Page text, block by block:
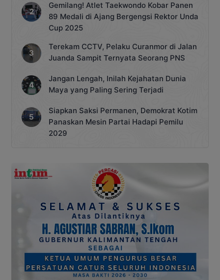
Gemilang! Atlet Taekwondo Kobar Panen
89 Medali di Ajang Bergengsi Rektor Unda
Cup 2025
Terekam CCTV, Pelaku Curanmor di Jalan
Juanda Sampit Ternyata Seorang PNS
Jangan Lengah, Inilah Kejahatan Dunia
Maya yang Paling Sering Terjadi
Siapkan Saksi Permanen, Demokrat Kotim
Panaskan Mesin Partai Hadapi Pemilu
2029